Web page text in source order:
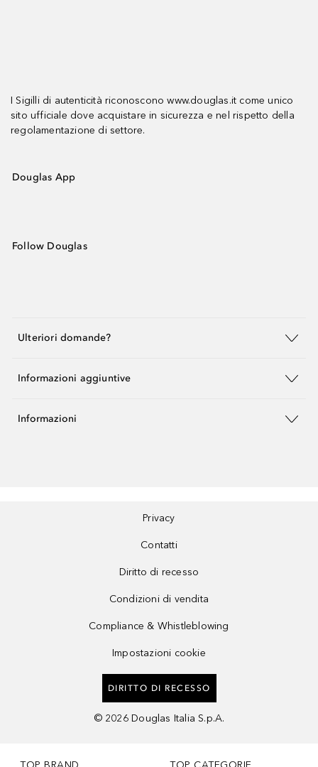
I Sigilli di autenticità riconoscono www.douglas.it come unico
sito ufficiale dove acquistare in sicurezza e nel rispetto della
regolamentazione di settore.
Douglas App
Follow Douglas
Ulteriori domande?
Informazioni aggiuntive
Informazioni
Privacy
Contatti
Diritto di recesso
Condizioni di vendita
Compliance & Whistleblowing
Impostazioni cookie
DIRITTO DI RECESSO
© 2026 Douglas Italia S.p.A.